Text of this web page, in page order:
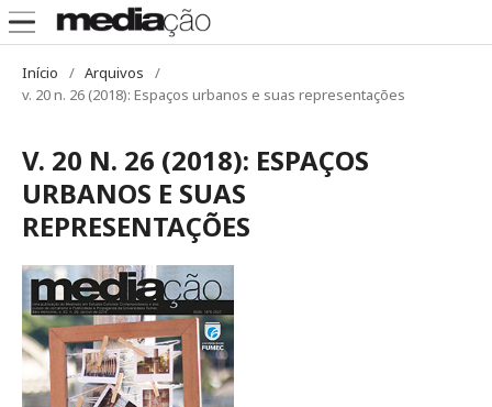
Início / Arquivos
/
v. 20 n. 26 (2018): Espaços urbanos e suas representações
V. 20 N. 26 (2018): ESPAÇOS
URBANOS E SUAS
REPRESENTAÇÕES